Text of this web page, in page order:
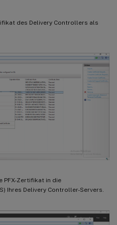
des Delivery Controllers als
PFX-Zertifikat in die
Ihres Delivery Controller-Servers.